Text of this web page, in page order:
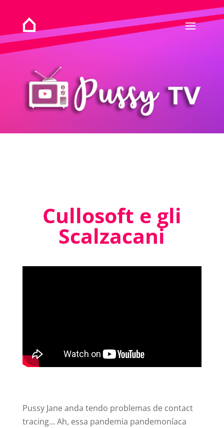
Cullosoft e gli
Scalzacani
Pussy Jane anda tendo problemas de contact
tracing… Ah, essa pandemia pandemoníaca